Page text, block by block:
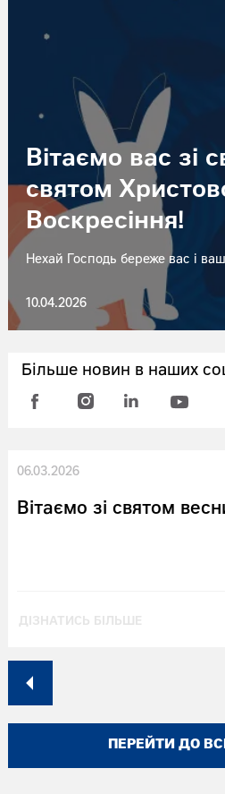
Вітаємо вас зі
святом
Воскресіння!
Нехай Господь береже вас і
10.04.2026
Більше новин в наших
06.03.2026
Вітаємо зі святом
ДІЗНАТИСЬ БІЛЬШЕ
ПЕРЕЙТИ ДО